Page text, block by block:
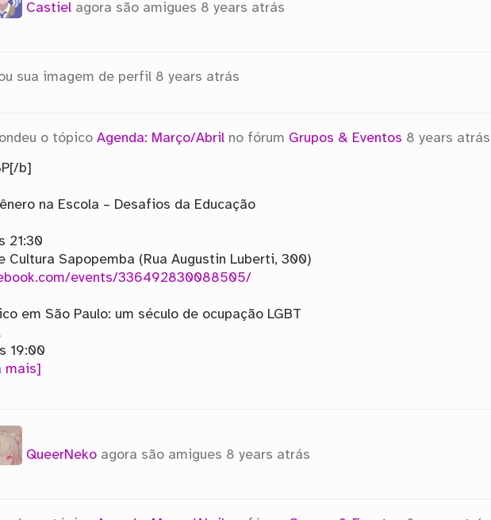
Castiel agora são amigues 8 years atrás
sua imagem de perfil 8 years atrás
o tópicoAgenda: Março/Abril no fórum Grupos & Eventos 8 years atrás
b]
na Escola – Desafios da Educação
21:30
Cultura Sapopemba (Rua Augustin Luberti, 300)
events/336492830088505/
em São Paulo: um século de ocupação LGBT
19:00
mais]
QueerNeko agora são amigues 8 years atrás